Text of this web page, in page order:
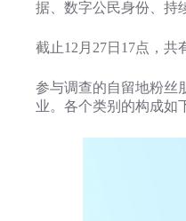
据、数字公民身份、持
截止12月27日17点，共
参与调查的自留地粉丝
业。各个类别的构成如